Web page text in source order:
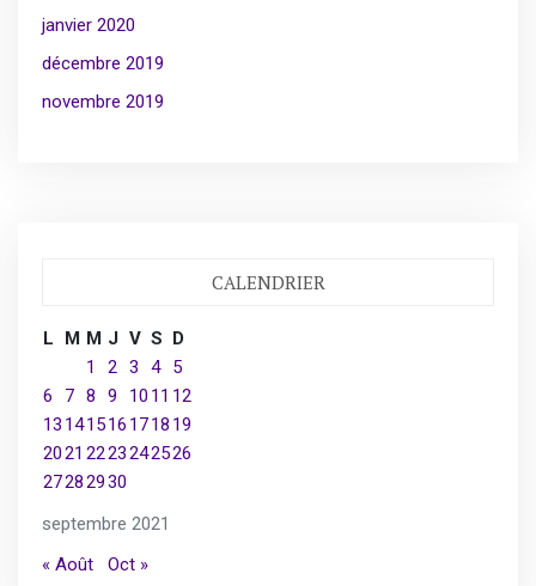
janvier 2020
décembre 2019
novembre 2019
CALENDRIER
septembre 2021
L M M J V S D
1
2 3 4
5
6
7 8 9 10 11 12
13 141516 1718 19
2021 2223242526
27282930
« Août Oct »